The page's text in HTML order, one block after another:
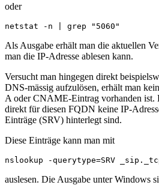
oder
netstat -n | grep "5060"
Als Ausgabe erhält man die aktuellen
man die IP-Adresse ablesen kann.
Versucht man hingegen direkt
DNS-mässig aufzulösen, erhält man
A oder CNAME-Eintrag vorhanden ist.
direkt für diesen FQDN keine IP-
Einträge (SRV) hinterlegt sind.
Diese Einträge kann man mit
nslookup -querytype=SRV
auslesen. Die Ausgabe unter Windows